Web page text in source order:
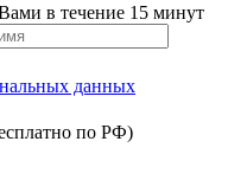
в течение 15 минут
данных
по РФ)